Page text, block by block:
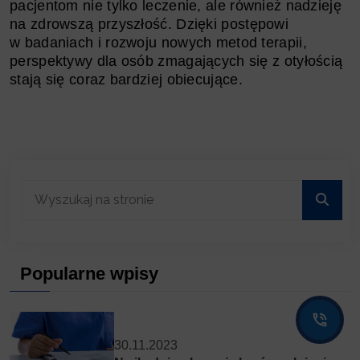
pacjentom nie tylko leczenie, ale również nadzieję
na zdrowszą przyszłość. Dzięki postępowi
w badaniach i rozwoju nowych metod terapii,
perspektywy dla osób zmagających się z otyłością
stają się coraz bardziej obiecujące.
Popularne wpisy
30.11.2023